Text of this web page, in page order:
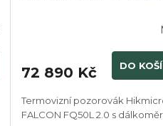
72 890 Kč DO
Termovizní pozorovák
FALCON FQ50L 2.0 s